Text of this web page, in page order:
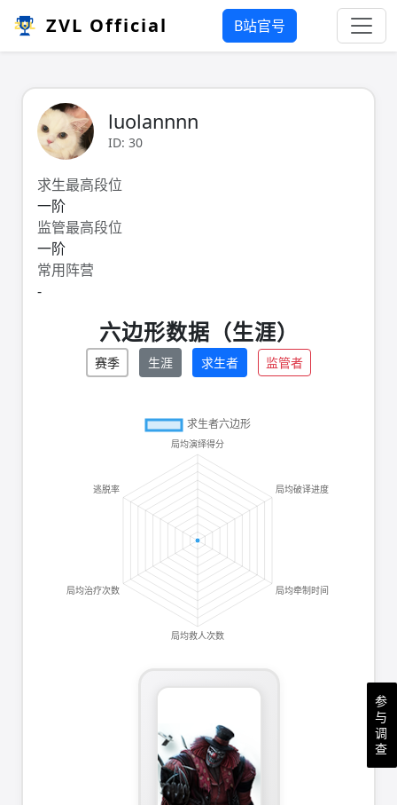
ZVL Official B站官号
luolannnn
ID: 30
求生最高段位
一阶
监管最高段位
一阶
常用阵营
-
六边形数据（生涯）
赛季 生涯 求生者 监管者
参
与
调
查